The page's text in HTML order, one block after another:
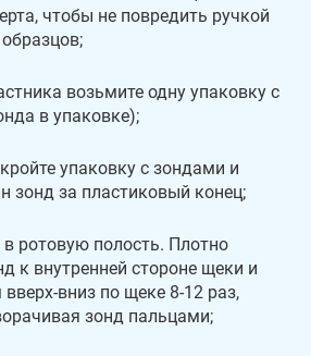
чтобы не повредить ручкой
возьмите одну упаковку с
в упаковке);
упаковку с зондами и
зонд за пластиковый конец;
в ротовую полость. Плотно
к внутренней стороне щеки и
вниз по щеке 8-12 раз,
зонд пальцами;